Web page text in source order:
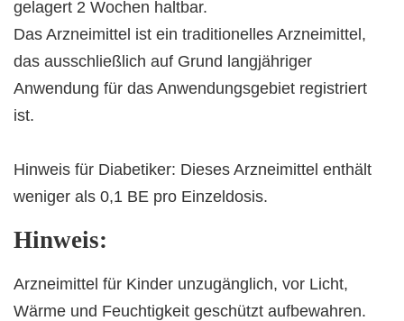
gelagert 2 Wochen haltbar.
Das Arzneimittel ist ein traditionelles Arzneimittel,
das ausschließlich auf Grund langjähriger
Anwendung für das Anwendungsgebiet registriert
ist.
Hinweis für Diabetiker: Dieses Arzneimittel enthält
weniger als 0,1 BE pro Einzeldosis.
Hinweis:
Arzneimittel für Kinder unzugänglich, vor Licht,
Wärme und Feuchtigkeit geschützt aufbewahren.